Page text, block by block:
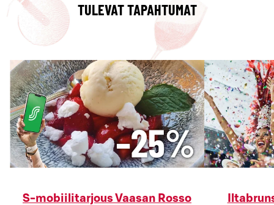
TULEVAT TAPAHTUMAT
S-mobiilitarjous Vaasan Rosso